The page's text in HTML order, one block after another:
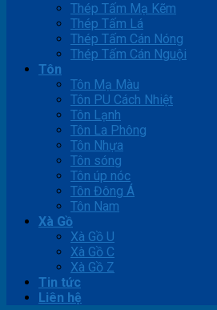
Thép Tấm Mạ Kẽm
Thép Tấm Lá
Thép Tấm Cán Nóng
Thép Tấm Cán Nguội
Tôn
Tôn Mạ Màu
Tôn PU Cách Nhiệt
Tôn Lạnh
Tôn La Phông
Tôn Nhựa
Tôn sóng
Tôn úp nóc
Tôn Đông Á
Tôn Nam
Xà Gồ
Xà Gồ U
Xà Gồ C
Xà Gồ Z
Tin tức
Liên hệ